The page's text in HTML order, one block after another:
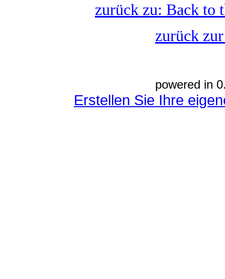
zurück zu: Back to
zurück
powered in
Erstellen Sie Ihre